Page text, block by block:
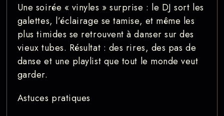
Une soirée « vinyles » surprise : le DJ sort les
galettes, l’éclairage se tamise, et même les
plus timides se retrouvent à danser sur des
vieux tubes. Résultat : des rires, des pas de
danse et une playlist que tout le monde veut
garder.
Astuces pratiques